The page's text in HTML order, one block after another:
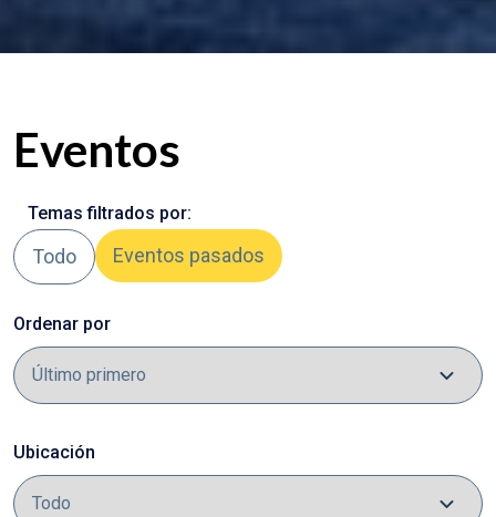
Eventos
Temas filtrados por:
Todo Eventos pasados
Ordenar por
Ubicación